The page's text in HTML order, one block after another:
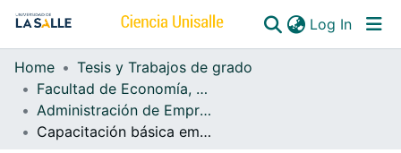
Log In
Communities & Collections
All of DSpace
Home
Tesis y Trabajos de grado
Facultad de Economía, Empresa y Desarrollo Sostenible - FEEDS
Administración de Empresas
Capacitación básica empresarial dirigida a los padres de familia de la Red de Padres de la Universidad de La Salle: hacia la creación y el mejoramiento de empresa